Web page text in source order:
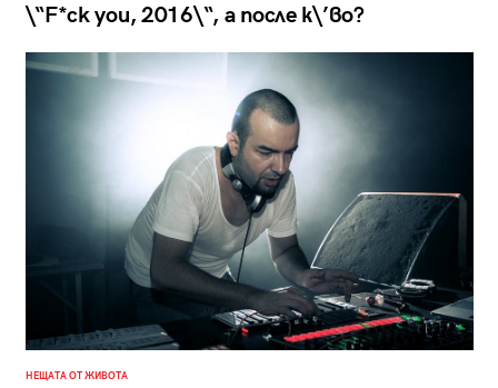
\“F*ck you, 2016\“, а после к\’во?
НЕЩАТА ОТ ЖИВОТА